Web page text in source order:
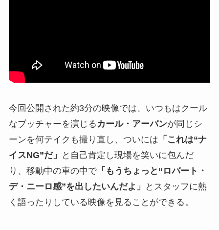
今回公開された約3分の映像では、いつもはクール
なブッチャーを演じる カール・アーバンが同じシ
ーンを何テイクも撮り直し、ついには 「これは“ナ
イスNG”だ」
と自己肯定し現場を笑いに包んだ
り、移動中の車の中で「もうちょっと“ロバート・
デ・ニーロ感”を出したいんだよ」
とスタッフに熱
く語ったりしている映像を見ることができる。